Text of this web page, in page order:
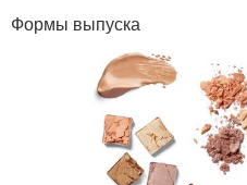
Формы выпуска